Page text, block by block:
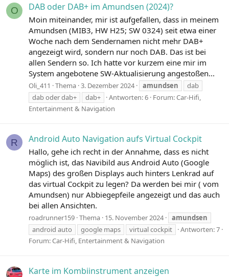
O DAB oder DAB+ im Amundsen (2024)?
Moin miteinander, mir ist aufgefallen, dass in meinem
Amundsen (MIB3, HW H25; SW 0324) seit etwa einer
Woche nach dem Sendernamen nicht mehr DAB+
angezeigt wird, sondern nur noch DAB. Das ist bei
allen Sendern so. Ich hatte vor kurzem eine mir im
System angebotene SW-Aktualisierung angestoßen...
Oli_411 Thema 3. Dezember 2024 amundsen
dab
dab oder dab+
dab+ Antworten: 6 Forum:Car-Hifi,
Entertainment & Navigation
R Android Auto Navigation aufs Virtual Cockpit
Hallo, gehe ich recht in der Annahme, dass es nicht
möglich ist, das Navibild aus Android Auto (Google
Maps) des großen Displays auch hinters Lenkrad auf
das virtual Cockpit zu legen? Da werden bei mir ( vom
Amundsen) nur Abbiegepfeile angezeigt und das auch
bei allen Ansichten.
roadrunner159 Thema 15. November 2024
amundsen
android auto
google maps virtual cockpit
Antworten: 7
Forum:Car-Hifi, Entertainment & Navigation
Karte im Kombiinstrument anzeigen